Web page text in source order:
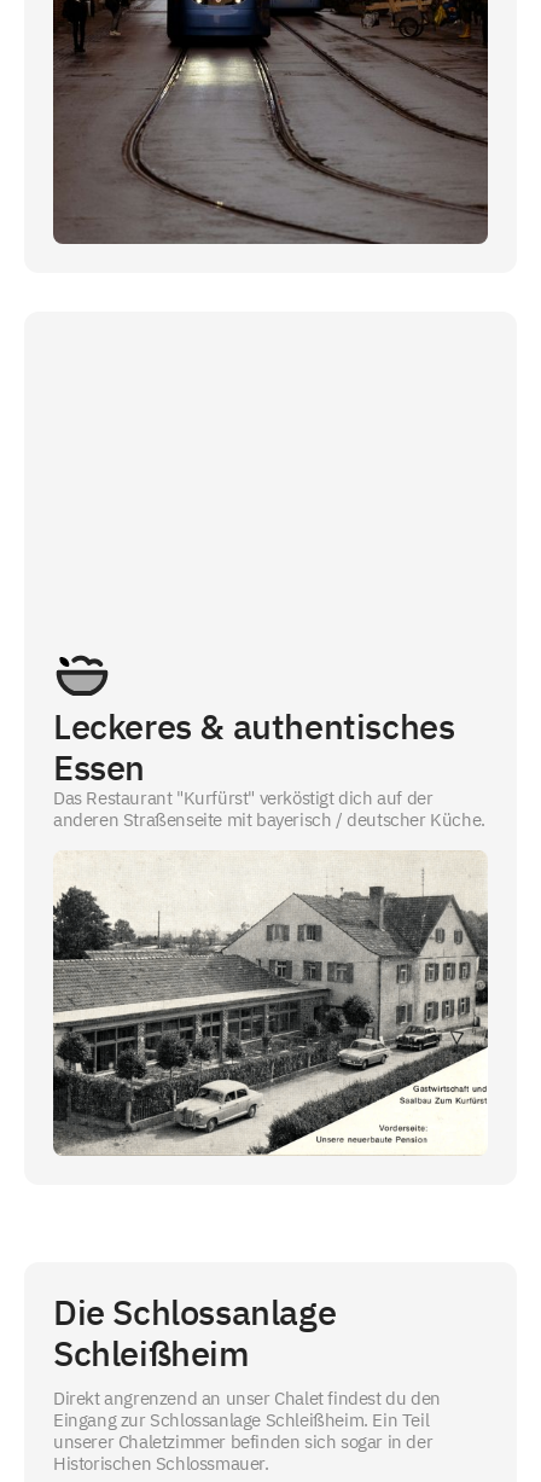
Leckeres & authentisches
Essen
Das Restaurant "Kurfürst" verköstigt dich auf der
anderen Straßenseite mit bayerisch / deutscher Küche.
Die Schlossanlage
Schleißheim
Direkt angrenzend an unser Chalet findest du den
Eingang zur Schlossanlage Schleißheim. Ein Teil
unserer Chaletzimmer befinden sich sogar in der
Historischen Schlossmauer.